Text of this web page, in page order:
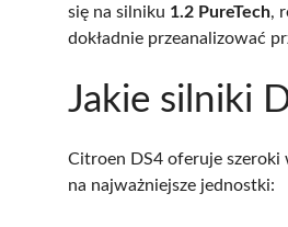
się na silniku 1.2 PureTech,
dokładnie przeanalizować
Jakie silniki
Citroen DS4 oferuje szeroki
na najważniejsze jednostki: